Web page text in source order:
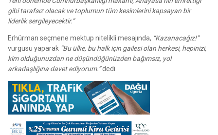
gibi tarafsız olacak ve toplumun tüm kesimlerini kapsayan bir
liderlik sergileyecektir.”
Erhürman seçmene mektup nitelikli mesajında, “Kazanacağız!”
vurgusu yaparak “Bu ülke, bu halk için gailesi olan herkesi, hepinizi,
kim olduğunuzdan ne düşündüğünüzden bağımsız, yol
arkadaşlığına davet ediyorum.”dedi.